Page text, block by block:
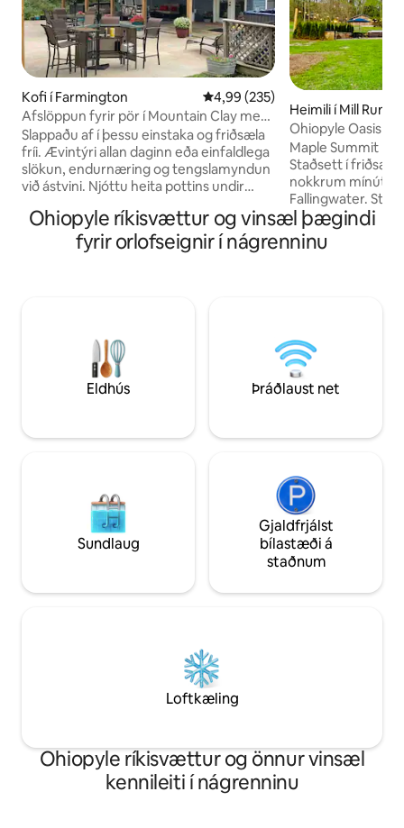
Kofi í Farmington 4,99 af 5 í meðaleinkunn, 235
4,99 (235)
Afslöppun fyrir pör í Mountain Clay með
heitum potti
Slappaðu af í þessu einstaka og friðsæla
fríi. Ævintýri allan daginn eða einfaldlega
slökun, endurnæring og tengslamyndun
við ástvini. Njóttu heita pottins undir
dvölina með ýmsum viðbótum. Þægileg
staðsetning nálægt öllu því besta sem
svæðið hefur upp á að bjóða! 213 metrar
House Restaurant. Aðeins fyrir fullorðna
og engin dýr. Þetta er ofnæmisvaldandi
Heimili í Mill Run
Maple Summit
Staðsett í
nokkrum
Fallingwater.
með verönd að
Rúmgott en það
Njótið heita
með queen-size-
allar nauðsynjar
þínar. Borðspil og
Grillleiga 25
Ohiopyle ríkisvættur og vinsæl þægindi
fyrir orlofseignir í nágrenninu
Eldhús Þráðlaust net
Sundlaug
Gjaldfrjálst
bílastæði á
staðnum
Loftkæling
Ohiopyle ríkisvættur og önnur vinsæl
kennileiti í nágrenninu